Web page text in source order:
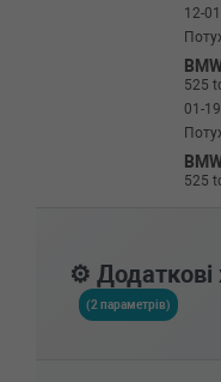
12-
525
01-
525
525
01-
⚙️ Додаткові
(2 параметрів)